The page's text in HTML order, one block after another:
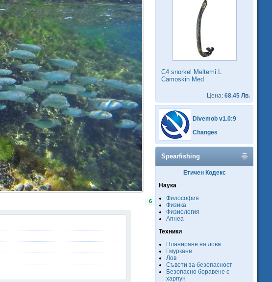
6
C4 snorkel Meltemi L
Camoskin Med
Цена: 68.45 Лв.
Divemob v1.0:9
Changes
Spearfishing
Етичен Кодекс
Наука
Философия
Физика
Физиология
Апнеа
Техники
Планиране на лова
Гмуркане
Лов
Съвети за безопасност
Безопасно боравене с
харпун